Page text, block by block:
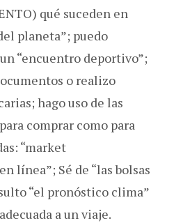
qué suceden en
planeta”; puedo
“encuentro deportivo”;
o realizo
hago uso de las
comprar como para
“market
línea”; Sé de “las bolsas
“el pronóstico clima”
a un viaje.